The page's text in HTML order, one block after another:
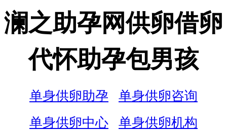
澜之助孕网供卵借卵
代怀助孕包男孩
单身供卵助孕
单身供卵咨询
单身供卵中心
单身供卵机构